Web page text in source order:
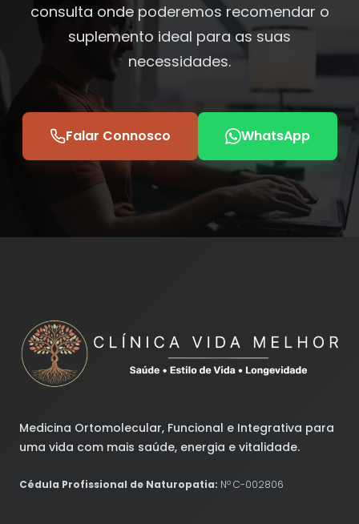
consulta onde poderemos recomendar o
suplemento ideal para as suas
necessidades.
Falar Connosco WhatsApp
Medicina Ortomolecular, Funcional e Integrativa para
uma vida com mais saúde, energia e vitalidade.
Cédula Profissional de Naturopatia: Nº C-002806